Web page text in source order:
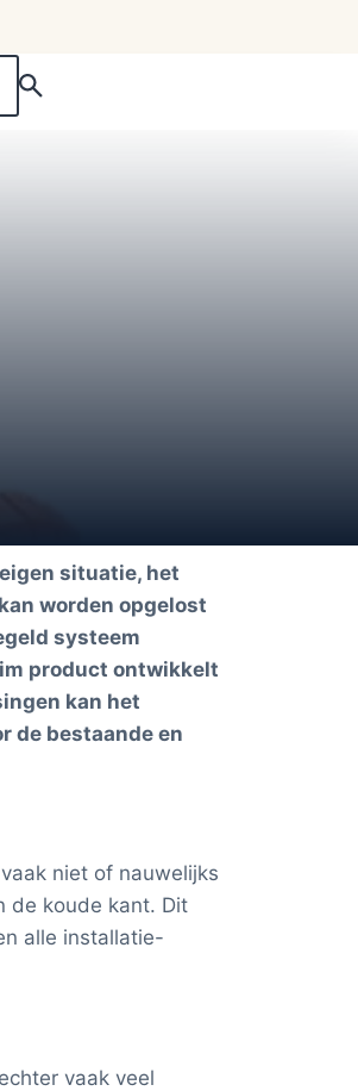
situatie, het
worden opgelost
systeem
product ontwikkelt
kan het
de bestaande en
niet of nauwelijks
de koude kant. Dit
alle installatie-
vaak veel